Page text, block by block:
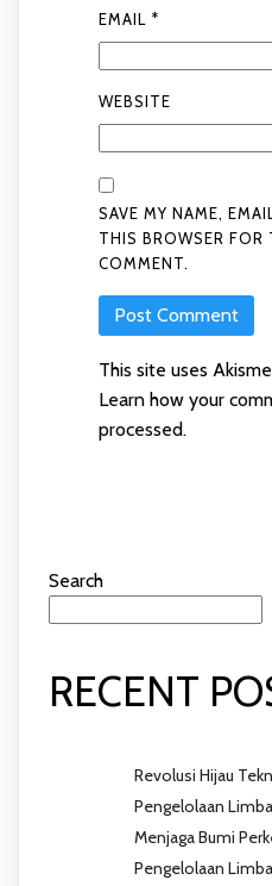
EMAIL *
WEBSITE
SAVE MY NAME,
THIS BROWSER FOR
COMMENT.
This site uses
Learn how your
processed.
Search
RECENT
Revolusi Hijau
Pengelolaan
Menjaga Bumi
Pengelolaan